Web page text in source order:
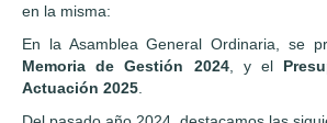
en la misma:
En la Asamblea General Ordinaria, se
Memoria de Gestión 2024, y el
Actuación 2025